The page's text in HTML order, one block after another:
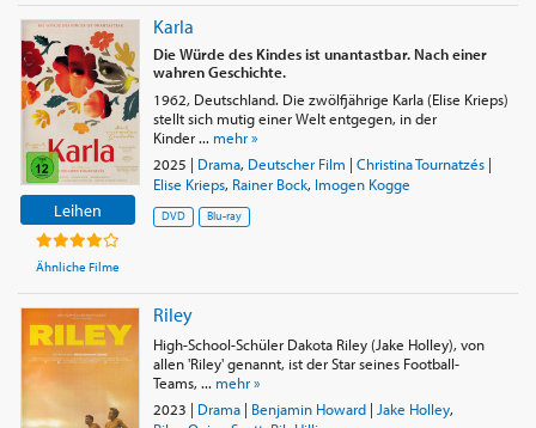
Leihen
Ähnliche Filme
Karla
Die Würde des Kindes ist unantastbar. Nach einer
wahren Geschichte.
1962, Deutschland. Die zwölfjährige Karla (Elise Krieps)
stellt sich mutig einer Welt entgegen, in der
Kinder ... mehr »
2025 | Drama, Deutscher Film | Christina Tournatzés|
Elise Krieps, Rainer Bock, Imogen Kogge
DVD Blu-ray
Riley
High-School-Schüler Dakota Riley (Jake Holley), von
allen 'Riley' genannt, ist der Star seines Football-
Teams, ... mehr »
2023 | Drama| Benjamin Howard| Jake Holley,